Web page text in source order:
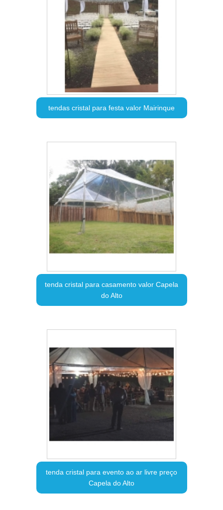
tendas cristal para festa valor Mairinque
tenda cristal para casamento valor Capela
do Alto
tenda cristal para evento ao ar livre preço
Capela do Alto